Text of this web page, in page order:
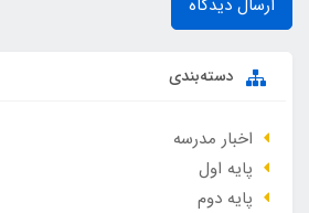
دسته‌بندی
اخبار مدرسه
پایه اول
پایه دوم